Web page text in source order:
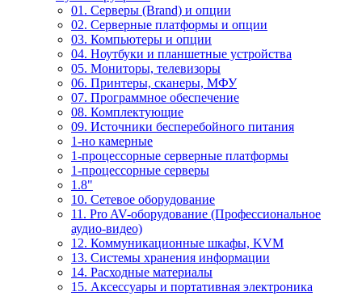
01. Серверы (Brand) и опции
02. Серверные платформы и опции
03. Компьютеры и опции
04. Ноутбуки и планшетные устройства
05. Мониторы, телевизоры
06. Принтеры, сканеры, МФУ
07. Программное обеспечение
08. Комплектующие
09. Источники бесперебойного питания
1-но камерные
1-процессорные серверные платформы
1-процессорные серверы
1.8"
10. Сетевое оборудование
11. Pro AV-оборудование (Профессиональное
аудио-видео)
12. Коммуникационные шкафы, KVM
13. Системы хранения информации
14. Расходные материалы
15. Аксессуары и портативная электроника